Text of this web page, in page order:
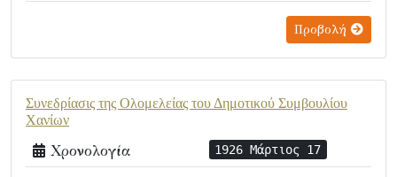
Προβολή
Συνεδρίασις της Ολομελείας του Δημοτικού Συμβουλίου
Χανίων
Χρονολογία 1926 Μάρτιος 17